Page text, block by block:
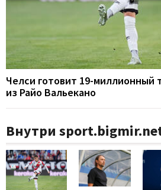
Челси готовит 19-миллионный
из Райо Вальекано
Внутри